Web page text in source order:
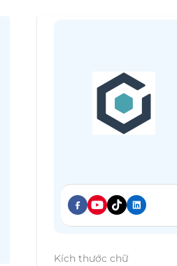
Kích thước chữ